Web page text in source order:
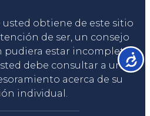
obtiene de este sitio
de ser, un consejo
pudiera estar incompleta o
debe consultar a un
acerca de su
individual.